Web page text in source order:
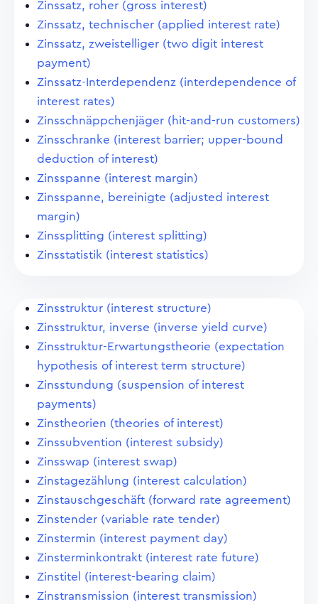
Zinssatz, roher (gross interest)
Zinssatz, technischer (applied interest rate)
Zinssatz, zweistelliger (two digit interest
payment)
Zinssatz-Interdependenz (interdependence of
interest rates)
Zinsschnäppchenjäger (hit-and-run customers)
Zinsschranke (interest barrier; upper-bound
deduction of interest)
Zinsspanne (interest margin)
Zinsspanne, bereinigte (adjusted interest
margin)
Zinssplitting (interest splitting)
Zinsstatistik (interest statistics)
Zinsstruktur (interest structure)
Zinsstruktur, inverse (inverse yield curve)
Zinsstruktur-Erwartungstheorie (expectation
hypothesis of interest term structure)
Zinsstundung (suspension of interest
payments)
Zinstheorien (theories of interest)
Zinssubvention (interest subsidy)
Zinsswap (interest swap)
Zinstagezählung (interest calculation)
Zinstauschgeschäft (forward rate agreement)
Zinstender (variable rate tender)
Zinstermin (interest payment day)
Zinsterminkontrakt (interest rate future)
Zinstitel (interest-bearing claim)
Zinstransmission (interest transmission)